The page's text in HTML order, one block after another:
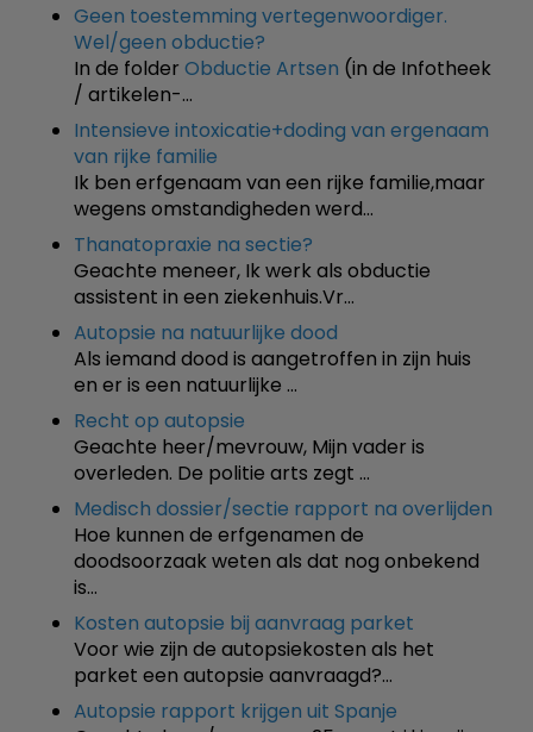
Geen toestemming vertegenwoordiger.
Wel/geen obductie?
In de folder Obductie Artsen (in de Infotheek
/ artikelen-…
Intensieve intoxicatie+doding van ergenaam
van rijke familie
Ik ben erfgenaam van een rijke familie,maar
wegens omstandigheden werd…
Thanatopraxie na sectie?
Geachte meneer, Ik werk als obductie
assistent in een ziekenhuis.Vr…
Autopsie na natuurlijke dood
Als iemand dood is aangetroffen in zijn huis
en er is een natuurlijke …
Recht op autopsie
Geachte heer/mevrouw, Mijn vader is
overleden. De politie arts zegt …
Medisch dossier/sectie rapport na overlijden
Hoe kunnen de erfgenamen de
doodsoorzaak weten als dat nog onbekend
is…
Kosten autopsie bij aanvraag parket
Voor wie zijn de autopsiekosten als het
parket een autopsie aanvraagd?…
Autopsie rapport krijgen uit Spanje